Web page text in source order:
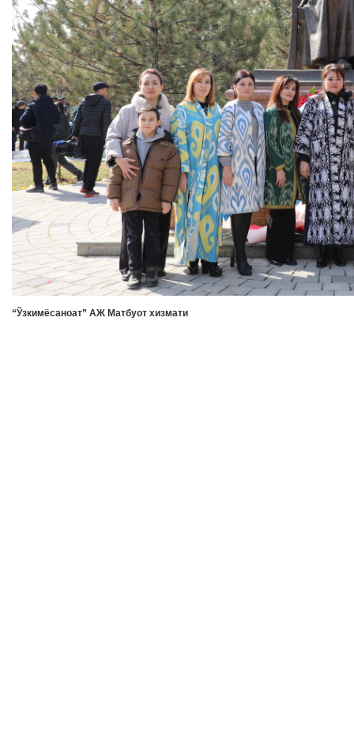
“Ўзкимёсаноат” АЖ Матбуот хизмати